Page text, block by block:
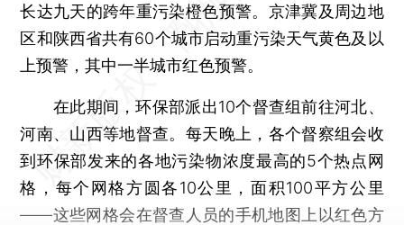
长达九天的跨年重污染橙色预警。京津冀及周边地
区和陕西省共有60个城市启动重污染天气黄色及以
上预警，其中一半城市红色预警。
在此期间，环保部派出10个督查组前往河北、
河南、山西等地督查。每天晚上，各个督察组会收
到环保部发来的各地污染物浓度最高的5个热点网
格，每个网格方圆各10公里，面积100平方公里
——这些网格会在督查人员的手机地图上以红色方